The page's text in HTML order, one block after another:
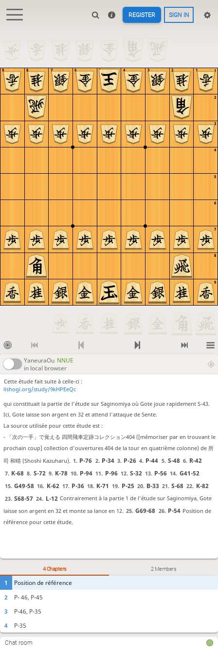
REGISTER SIGN IN
9
8
7
6
5
4
3
2
1
9 8 7 6 5 4 3 2 1
YaneuraOu NNUE
in local browser
Cette étude fait suite à celle-ci :
lishogi.org/study/9kHPEeQc
qui constituait la partie de l'étude sur Saginomiya où Gote joue rapidement S-43.
Ici, Gote laisse son argent en 32 et attend l'attaque de Sente.
La source utilisée pour cette étude est :
- 「次の一手」で覚える 四間飛車定跡コレクション404 ([mémoriser par en trouvant le
prochain coup] collection d'ouvertures 404 de la tour en quatrième colonne) de 所
司 和晴 (Shoshi Kazuharu). 1. P-76 2. P-34 3. P-26 4. P-44 5. S-48 6. R-42
7. K-68 8. S-72 9. K-78 10. P-94 11. P-96 12. S-32 13. P-56 14. G41-52
15. G49-58 16. K-62 17. P-36 18. K-71 19. P-25 20. B-33 21. S-68 22. K-82
23. S68-57 24. L-12 Contrairement à la partie 1 de l'étude sur Saginomiya, Gote
laisse son argent en 32 et monte sa lance en 12. 25. G69-68 26. P-54 Position de
référence pour cette étude.
4 Chapters 2 Members
1
Position de référence
2
P- 46, P-45
3
P-46, P-35
4
P-35
Chat room